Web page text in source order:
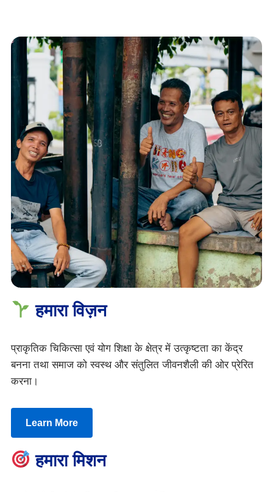
हमारा विज़न
प्राकृतिक चिकित्सा एवं योग शिक्षा के क्षेत्र में उत्कृष्टता का केंद्र
बनना तथा समाज को स्वस्थ और संतुलित जीवनशैली की ओर प्रेरित
करना।
Learn More
हमारा मिशन